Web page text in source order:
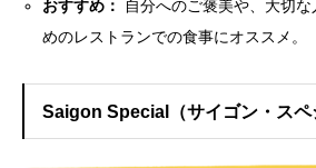
おすすめ：
自分へのご褒美や、大切
めのレストランでの食事にオススメ。
Saigon Special（サイゴン・スペ